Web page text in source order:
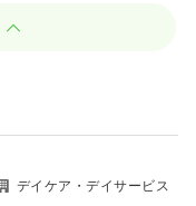
デイケア・デイサービス